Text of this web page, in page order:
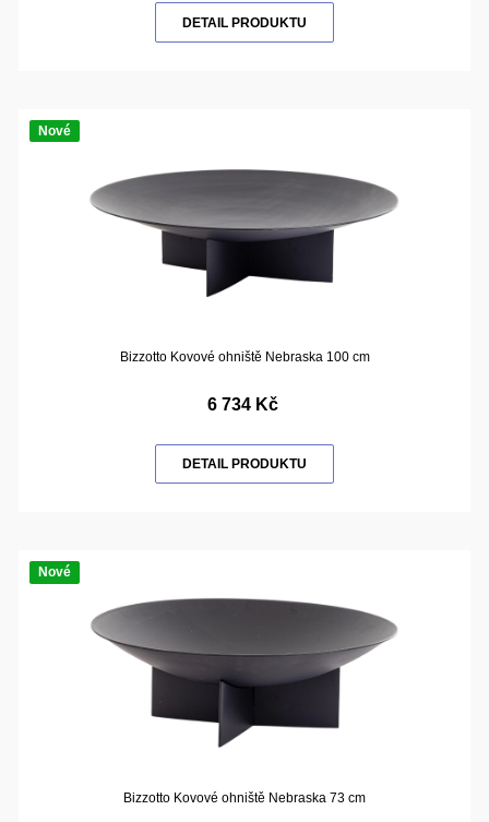
DETAIL PRODUKTU
Nové
Bizzotto Kovové ohniště Nebraska 100 cm
6 734 Kč
DETAIL PRODUKTU
Nové
Bizzotto Kovové ohniště Nebraska 73 cm